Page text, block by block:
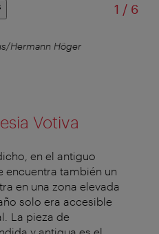
1 /de
6
Hermann Höger
Votiva
en el antiguo
encuentra también un
en una zona elevada
solo era accesible
La pieza de